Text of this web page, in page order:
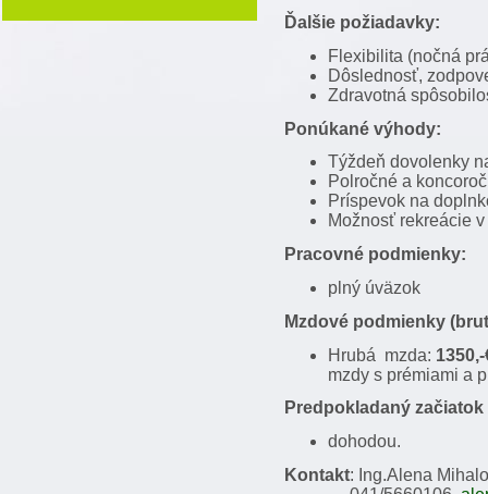
Ďalšie požiadavky:
Flexibilita (nočná
Dôslednosť,
Zdravotná
Ponúkané výhody:
Týždeň dovolenky
Polročné a
Príspevok na
Možnosť rekreácie
Pracovné podmienky:
plný úväzok
Mzdové podmienky
Hrubá mzda:
mzdy s prémiami a
Predpokladaný
dohodou.
Kontakt: Ing.Alena